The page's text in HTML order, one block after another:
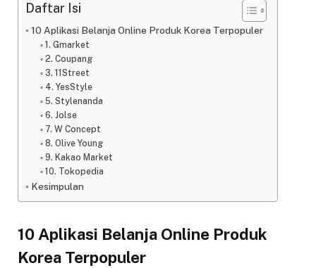
Daftar Isi
10 Aplikasi Belanja Online Produk Korea Terpopuler
1. Gmarket
2. Coupang
3. 11Street
4. YesStyle
5. Stylenanda
6. Jolse
7. W Concept
8. Olive Young
9. Kakao Market
10. Tokopedia
Kesimpulan
10 Aplikasi Belanja Online Produk
Korea Terpopuler